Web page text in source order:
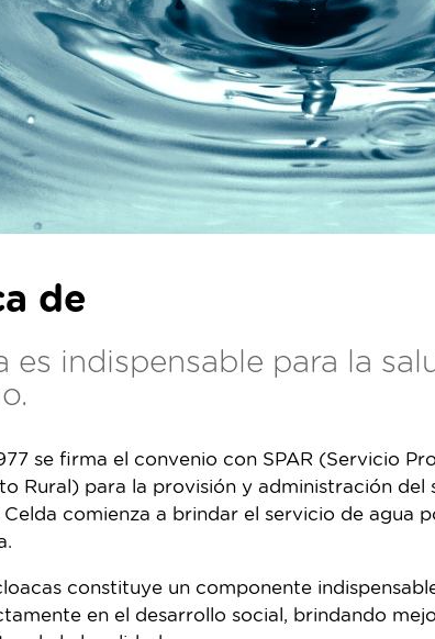
de
es indispensable para la
se firma el convenio con SPAR (Servicio
Rural) para la provisión y administración del
Celda comienza a brindar el servicio de agua
constituye un componente
en el desarrollo social, brindando